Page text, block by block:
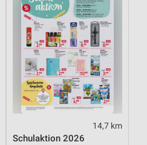
14,7 km
Schulaktion 2026